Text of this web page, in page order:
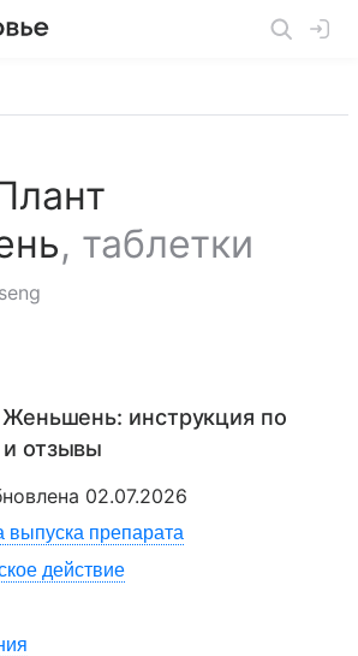
, таблетки
Женьшень: инструкция по
отзывы
02.07.2026
препарата
действие